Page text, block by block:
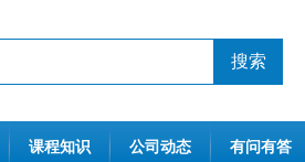
搜索
课程知识 公司动态 有问有答